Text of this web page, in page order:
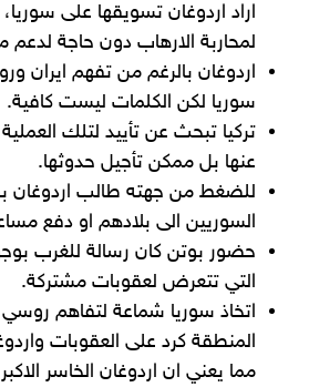
اراد اردوغان تسويقها على
لمحاربة الارهاب دون حاجة لدعم
اردوغان بالرغم من تفهم ايران
سوريا لكن الكلمات ليست كافية.
تركيا تبحث عن تأييد لتلك
عنها بل ممكن تأجيل حدوثها.
للضغط من جهته طالب اردوغان
السوريين الى بلادهم او دفع
حضور بوتن كان رسالة للغرب
التي تتعرض لعقوبات مشتركة.
اتخاذ سوريا شماعة لتفاهم روسي
المنطقة كرد على العقوبات
مما يعني ان اردوغان الخاسر